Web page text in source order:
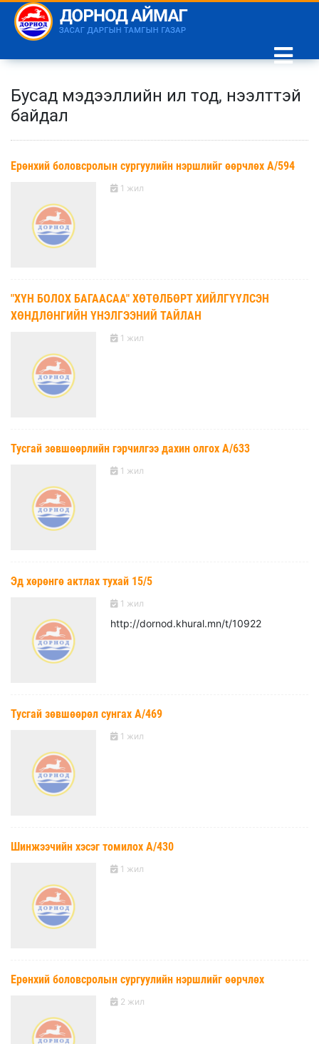
Бусад мэдээллийн ил тод, нээлттэй
байдал
Ерөнхий боловсролын сургуулийн нэршлийг өөрчлөх А/594
1 жил
"ХҮН БОЛОХ БАГААСАА" ХӨТӨЛБӨРТ ХИЙЛГҮҮЛСЭН
ХӨНДЛӨНГИЙН ҮНЭЛГЭЭНИЙ ТАЙЛАН
1 жил
Тусгай зөвшөөрлийн гэрчилгээ дахин олгох А/633
1 жил
Эд хөрөнгө актлах тухай 15/5
1 жил
http://dornod.khural.mn/t/10922
Тусгай зөвшөөрөл сунгах А/469
1 жил
Шинжээчийн хэсэг томилох А/430
1 жил
Ерөнхий боловсролын сургуулийн нэршлийг өөрчлөх
2 жил